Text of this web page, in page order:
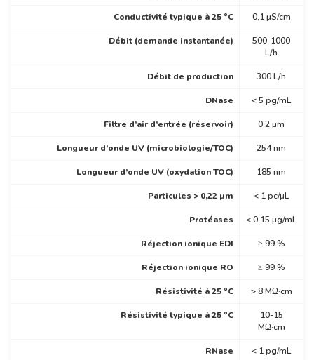
Conductivité typique à 25 °C 0,1 µS/cm
Débit (demande instantanée)
500-1000
L/h
Débit de production 300 L/h
DNase < 5 pg/mL
Filtre d’air d’entrée (réservoir) 0,2 µm
Longueur d’onde UV (microbiologie/TOC) 254 nm
Longueur d’onde UV (oxydation TOC) 185 nm
Particules > 0,22 µm < 1 pc/µL
Protéases < 0,15 µg/mL
Réjection ionique EDI ≥ 99 %
Réjection ionique RO ≥ 99 %
Résistivité à 25 °C > 8 MΩ·cm
Résistivité typique à 25 °C
10-15
MΩ·cm
RNase < 1 pg/mL